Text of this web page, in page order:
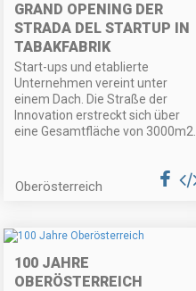
GRAND OPENING DER
STRADA DEL STARTUP IN
TABAKFABRIK
Start-ups und etablierte
Unternehmen vereint unter
einem Dach. Die Straße der
Innovation erstreckt sich über
eine Gesamtfläche von 3000m2.
Oberösterreich
100 JAHRE
OBERÖSTERREICH